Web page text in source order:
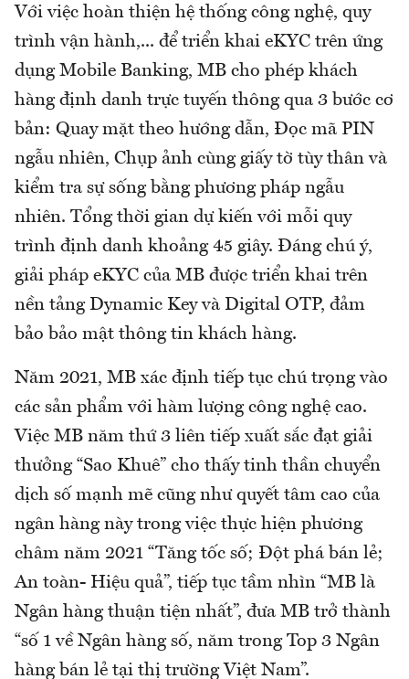
Với việc hoàn thiện hệ thống công nghệ, quy
trình vận hành,... để triển khai eKYC trên ứng
dụng Mobile Banking, MB cho phép khách
hàng định danh trực tuyến thông qua 3 bước cơ
bản: Quay mặt theo hướng dẫn, Đọc mã PIN
ngẫu nhiên, Chụp ảnh cùng giấy tờ tùy thân và
kiểm tra sự sống bằng phương pháp ngẫu
nhiên. Tổng thời gian dự kiến với mỗi quy
trình định danh khoảng 45 giây. Đáng chú ý,
giải pháp eKYC của MB được triển khai trên
nền tảng Dynamic Key và Digital OTP, đảm
bảo bảo mật thông tin khách hàng.
Năm 2021, MB xác định tiếp tục chú trọng vào
các sản phẩm với hàm lượng công nghệ cao.
Việc MB năm thứ 3 liên tiếp xuất sắc đạt giải
thưởng “Sao Khuê” cho thấy tinh thần chuyển
dịch số mạnh mẽ cũng như quyết tâm cao của
ngân hàng này trong việc thực hiện phương
châm năm 2021 “Tăng tốc số; Đột phá bán lẻ;
An toàn- Hiệu quả”, tiếp tục tầm nhìn “MB là
Ngân hàng thuận tiện nhất”, đưa MB trở thành
“số 1 về Ngân hàng số, năm trong Top 3 Ngân
hàng bán lẻ tại thị trường Việt Nam”.